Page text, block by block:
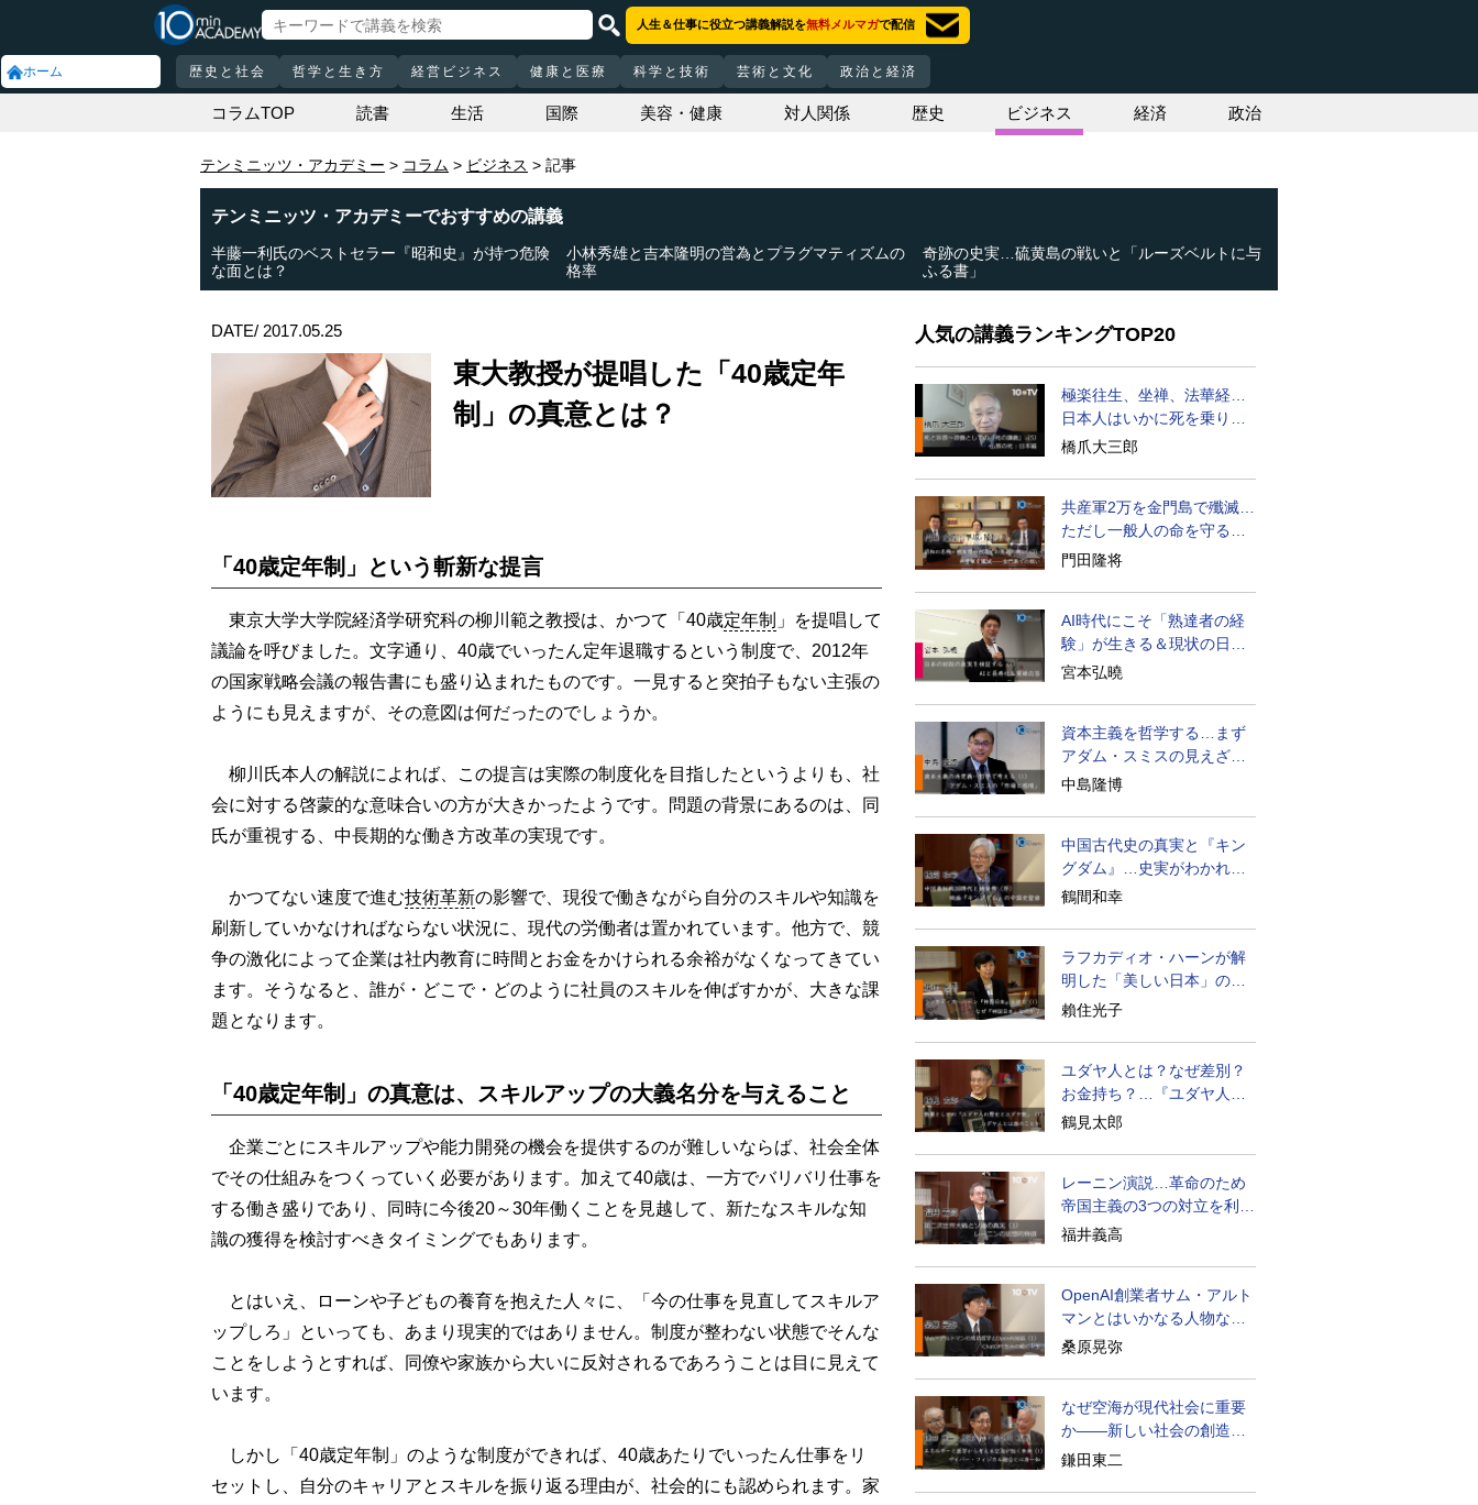
ホーム
人生＆仕事に役立つ講義解説を無料メルマガで配信
歴史と社会 哲学と生き方 経営ビジネス 健康と医療 科学と技術 芸術と文化 政治と経済
コラムTOP 読書 生活 国際 美容・健康 対人関係 歴史 ビジネス 経済 政治
テンミニッツ・アカデミー コラム ビジネス 記事
テンミニッツ・アカデミーでおすすめの講義
半藤一利氏のベストセラー『昭和史』が持つ危険
な面とは？
小林秀雄と吉本隆明の営為とプラグマティズムの
格率
奇跡の史実…硫黄島の戦いと「ルーズベルトに与
ふる書」
DATE/ 2017.05.25
東大教授が提唱した「40歳定年
制」の真意とは？
「40歳定年制」という斬新な提言
東京大学大学院経済学研究科の柳川範之教授は、かつて「40歳定年制 」を提唱して
議論を呼びました。文字通り、40歳でいったん定年退職するという制度で、2012年
の国家戦略会議の報告書にも盛り込まれたものです。一見すると突拍子もない主張の
ようにも見えますが、その意図は何だったのでしょうか。
柳川氏本人の解説によれば、この提言は実際の制度化を目指したというよりも、社
会に対する啓蒙的な意味合いの方が大きかったようです。問題の背景にあるのは、同
氏が重視する、中長期的な働き方改革の実現です。
かつてない速度で進む技術革新の影響で、現役で働きながら自分のスキルや知識を
刷新していかなければならない状況に、現代の労働者は置かれています。他方で、競
争の激化によって企業は社内教育に時間とお金をかけられる余裕がなくなってきてい
ます。そうなると、誰が・どこで・どのように社員のスキルを伸ばすかが、大きな課
題となります。
「40歳定年制」の真意は、スキルアップの大義名分を与えること
企業ごとにスキルアップや能力開発の機会を提供するのが難しいならば、社会全体
でその仕組みをつくっていく必要があります。加えて40歳は、一方でバリバリ仕事を
する働き盛りであり、同時に今後20～30年働くことを見越して、新たなスキルな知
識の獲得を検討すべきタイミングでもあります。
とはいえ、ローンや子どもの養育を抱えた人々に、「今の仕事を見直してスキルア
ップしろ」といっても、あまり現実的ではありません。制度が整わない状態でそんな
ことをしようとすれば、同僚や家族から大いに反対されるであろうことは目に見えて
います。
しかし「40歳定年制」のような制度ができれば、40歳あたりでいったん仕事をリ
セットし、自分のキャリアとスキルを振り返る理由が、社会的にも認められます。家
人気の講義ランキングTOP20
極楽往生、坐禅、法華経…
日本人はいかに死を乗り越
えるか
橋爪大三郎
共産軍2万を金門島で殲滅…
ただし一般人の命を守る軍
人の本義を重視
門田隆将
AI時代にこそ「熟達者の経
験」が生きる＆現状の日本
経済の実情は
宮本弘曉
資本主義を哲学する…まず
アダム・スミスの見えざる
手と道徳感情論
中島隆博
中国古代史の真実と『キン
グダム』…史実がわかれば
物語はもっと面白い
鶴間和幸
ラフカディオ・ハーンが解
明した「美しい日本」の秘
密と未来
賴住光子
ユダヤ人とは？なぜ差別？
お金持ち？…『ユダヤ人の
歴史』に学ぶ
鶴見太郎
レーニン演説…革命のため
帝国主義の3つの対立を利用
せよ
福井義高
OpenAI創業者サム・アルト
マンとはいかなる人物なの
か
桑原晃弥
なぜ空海が現代社会に重要
か――新しい社会の創造の
ために
鎌田東二